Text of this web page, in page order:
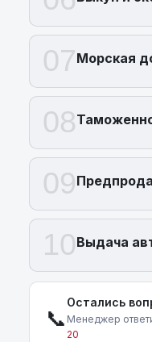
07Морская
08
09
10Выдача
📞
Остались
Менеджер
20